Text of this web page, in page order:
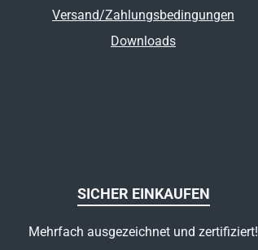
Versand/Zahlungsbedingungen
Downloads
SICHER EINKAUFEN
Mehrfach ausgezeichnet und zertifiziert!